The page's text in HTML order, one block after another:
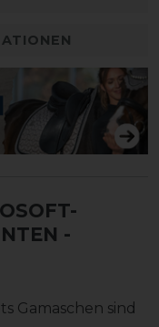
-
Gamaschen sind